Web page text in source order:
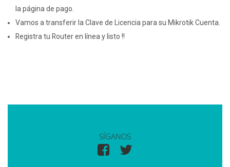
la página de pago.
Vamos a transferir la Clave de Licencia para su Mikrotik Cuenta.
Registra tu Router en línea y listo !!
SÍGANOS